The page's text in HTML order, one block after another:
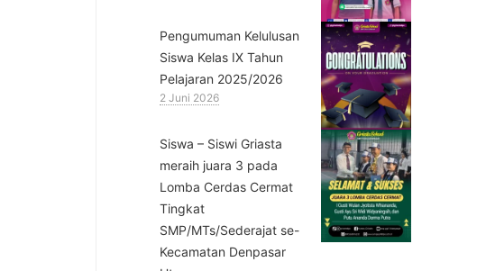
Pengumuman Kelulusan
Siswa Kelas IX Tahun
Pelajaran 2025/2026
2 Juni 2026
Siswa – Siswi Griasta
meraih juara 3 pada
Lomba Cerdas Cermat
Tingkat
SMP/MTs/Sederajat se-
Kecamatan Denpasar